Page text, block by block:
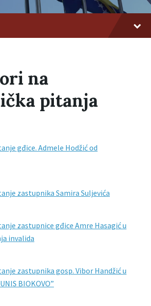
na
pitanja
gđice. Admele Hodžić od
zastupnika Samira Suljevića
zastupnice gđice Amre Hasagić u
invalida
zastupnika gosp. Vibor Handžić u
BIOKOVO”